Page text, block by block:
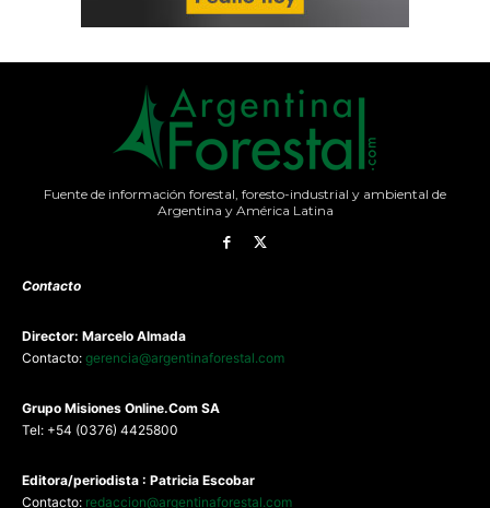
Fuente de información forestal, foresto-industrial y ambiental de
Argentina y América Latina
Contacto
Director: Marcelo Almada
Contacto: gerencia@argentinaforestal.com
Grupo Misiones Online.Com SA
Tel: +54 (0376) 4425800
Editora/periodista : Patricia Escobar
Contacto: redaccion@argentinaforestal.com